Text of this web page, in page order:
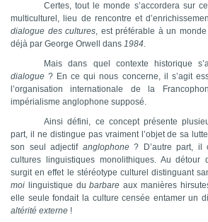
Certes, tout le monde s’accordera sur
multiculturel, lieu de rencontre et
dialogue des cultures, est préférable à un
déjà par George Orwell dans 1984.
Mais dans quel contexte historique
dialogue ? En ce qui nous concerne, il s’agit
l’organisation internationale de la
impérialisme anglophone supposé.
Ainsi défini, ce concept présente
part, il ne distingue pas vraiment l’objet de sa
son seul adjectif anglophone? D’autre part, il
cultures linguistiques monolithiques. Au détour
surgit en effet le stéréotype culturel distinguant
moi linguistique dubarbare aux manières
elle seule fondait la culture censée entamer un
altérité externe !